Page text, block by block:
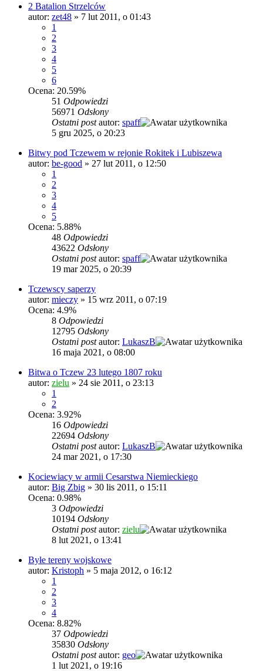
2 Batalion Strzelców
autor: zet48 » 7 lut 2011, o 01:43
1
2
3
4
5
6
Ocena: 20.59%
51 Odpowiedzi
56971 Odsłony
Ostatni postautor: spaff
5 gru 2025, o 20:23
Bitwy pod Tczewem w rejonie Rokitek i Lubiszewa
autor: be-good » 27 lut 2011, o 12:50
1
2
3
4
5
Ocena: 5.88%
48 Odpowiedzi
43622 Odsłony
Ostatni postautor: spaff
19 mar 2025, o 20:39
Tczewscy saperzy
autor: mieczy » 15 wrz 2011, o 07:19
Ocena: 4.9%
8 Odpowiedzi
12795 Odsłony
Ostatni postautor: LukaszB
16 maja 2021, o 08:00
Bitwa o Tczew 23 lutego 1807 roku
autor: zielu » 24 sie 2011, o 23:13
1
2
Ocena: 3.92%
16 Odpowiedzi
22694 Odsłony
Ostatni postautor: LukaszB
24 mar 2021, o 17:30
Kociewiacy w armii Cesarstwa Niemieckiego
autor: Big Zbig » 30 lis 2011, o 15:11
Ocena: 0.98%
3 Odpowiedzi
10194 Odsłony
Ostatni postautor: zielu
8 lut 2021, o 13:41
Byłe tereny wojskowe
autor: Kristoph » 5 maja 2012, o 16:12
1
2
3
4
Ocena: 8.82%
37 Odpowiedzi
35830 Odsłony
Ostatni postautor: geo
1 lut 2021, o 19:16